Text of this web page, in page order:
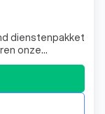
dienstenpakket
onze
een aanbouw
tot
Bij alles wat